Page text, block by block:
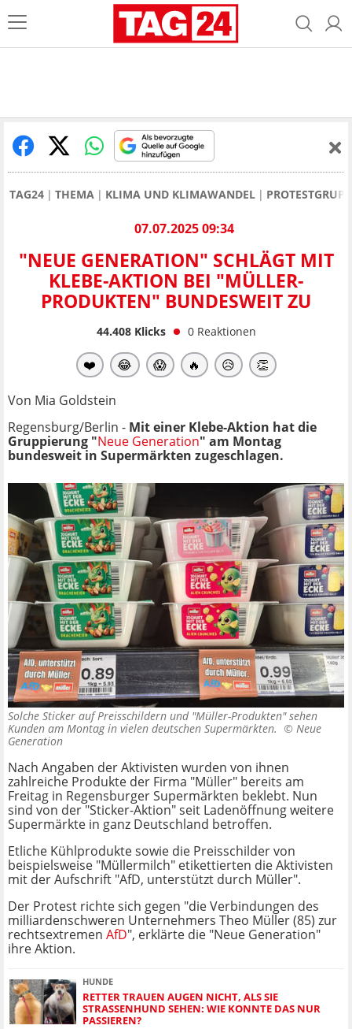
TAG24 THEMA KLIMA UND KLIMAWANDEL
07.07.2025 09:34
"NEUE GENERATION" SCHLÄGT MIT
KLEBE-AKTION BEI "MÜLLER-
PRODUKTEN" BUNDESWEIT ZU
44.408Klicks 0 Reaktionen
❤️ 😂 😱 🔥 😥 👏
Von Mia Goldstein
Regensburg/Berlin - Mit einer Klebe-Aktion hat die
Gruppierung "Neue Generation" am Montag
bundesweit in Supermärkten zugeschlagen.
Solche Sticker auf Preisschildern und "Müller-Produkten" sehen
Kunden am Montag in vielen deutschen Supermärkten. © Neue
Generation
Nach Angaben der Aktivisten wurden von ihnen
zahlreiche Produkte der Firma "Müller" bereits am
Freitag in Regensburger Supermärkten beklebt. Nun
sind von der "Sticker-Aktion" seit Ladenöffnung weitere
Supermärkte in ganz Deutschland betroffen.
Etliche Kühlprodukte sowie die Preisschilder von
beispielsweise "Müllermilch" etikettierten die Aktivisten
mit der Aufschrift "AfD, unterstützt durch Müller".
Der Protest richte sich gegen "die Verbindungen des
milliardenschweren Unternehmers Theo Müller (85) zur
rechtsextremen AfD", erklärte die "Neue Generation"
ihre Aktion.
HUNDE
RETTER TRAUEN AUGEN NICHT, ALS SIE
STRASSENHUND SEHEN: WIE KONNTE DAS NUR P
ASSIEREN?